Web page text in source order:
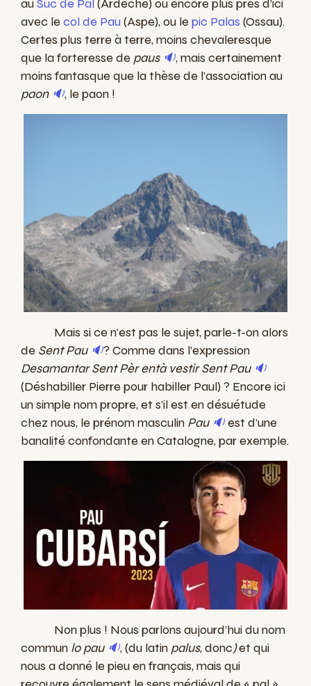
auSuc de Pal (Ardèche) ou encore plus près d’ici
avec le col de Pau (Aspe), ou le pic Palas (Ossau).
Certes plus terre à terre, moins chevaleresque
que la forteresse de paus 🔉, mais certainement
moins fantasque que la thèse de l’association au
paon 🔉, le paon !
Mais si ce n’est pas le sujet, parle-t-on alors
de Sent Pau 🔉? Comme dans l’expression
Desamantar Sent Pèr entà vestir Sent Pau 🔉
(Déshabiller Pierre pour habiller Paul) ? Encore ici
un simple nom propre, et s’il est en désuétude
chez nous, le prénom masculin Pau 🔉est d’une
banalité confondante en Catalogne, par exemple.
Non plus ! Nous parlons aujourd’hui du nom
commun lo pau 🔉, (du latin palus, donc)et qui
nous a donné le pieu en français, mais qui